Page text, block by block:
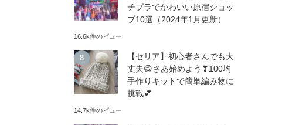
チプラでかわいい原宿ショッ
プ10選（2024年1月更新）
16.6k件のビュー
【セリア】初心者さんでも大
丈夫😁さあ始めよう❣100均
手作りキットで簡単編み物に
挑戦💕
14.7k件のビュー